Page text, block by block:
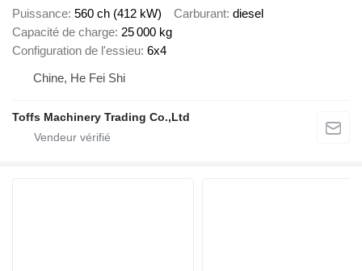
Puissance 560 ch (412 kW) Carburant diesel
Capacité de charge 25 000 kg
Configuration de l'essieu 6x4
Chine, He Fei Shi
Toffs Machinery Trading Co.,Ltd